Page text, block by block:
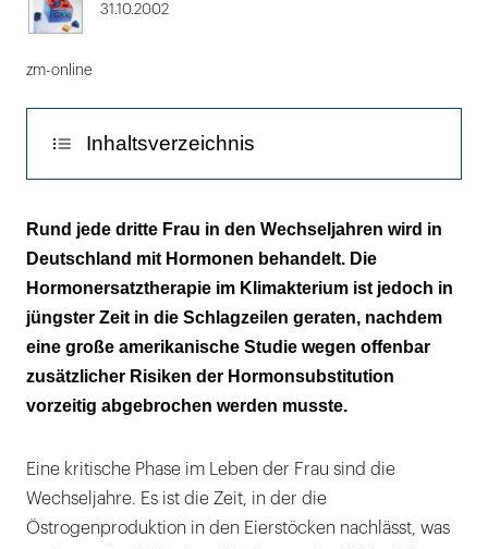
31.10.2002
zm-online
Inhaltsverzeichnis
Psychovegetative Symptome lindern
Unklare Folgen für Herz und Gefäße
Häufiger Thrombosen
Knochenschwund: Weniger Frakturen?
Erhöhtes Krebsrisiko – ein hoher Preis
abgebrochen
Panik ist nicht gerechtfertigt
Rund jede dritte Frau in den Wechseljahren wird in
Deutschland mit Hormonen behandelt. Die
Hormonersatztherapie im Klimakterium ist jedoch in
jüngster Zeit in die Schlagzeilen geraten, nachdem
eine große amerikanische Studie wegen offenbar
zusätzlicher Risiken der Hormonsubstitution
vorzeitig abgebrochen werden musste.
Eine kritische Phase im Leben der Frau sind die
Wechseljahre. Es ist die Zeit, in der die
Östrogenproduktion in den Eierstöcken nachlässt, was